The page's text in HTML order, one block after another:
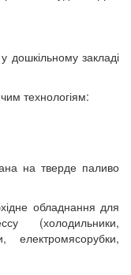
закладі
технологіям:
на тверде паливо
обладнання для
(холодильники,